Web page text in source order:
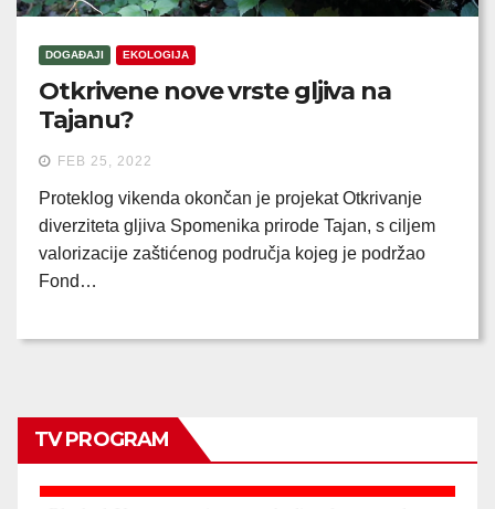
DOGAĐAJI EKOLOGIJA
Otkrivene nove vrste gljiva na
Tajanu?
FEB 25, 2022
Proteklog vikenda okončan je projekat Otkrivanje
diverziteta gljiva Spomenika prirode Tajan, s ciljem
valorizacije zaštićenog područja kojeg je podržao
Fond…
TV PROGRAM